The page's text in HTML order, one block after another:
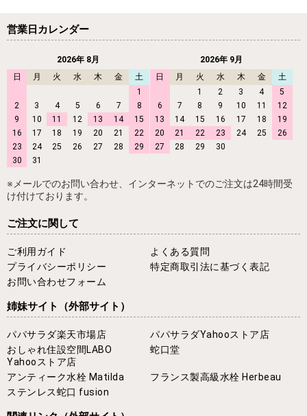
営業日カレンダー
2026年 8月
日
月 火 水 木 金
土
1
2
3 4 5 6 7
8
9
10 11 12 13 14
15
16
17 18 19 20 21
22
23
24 25 26 27 28
29
30
31
2026年 9月
日
月 火 水 木 金
土
1
2 3 4
5
6
7 8 9 10 11
12
13
14 15 16 17 18
19
20
21 22 23 24 25
26
27
28 29 30
※メールでのお問い合わせ、インターネットでのご注文は24時間受
け付けております。
ご注文に関して
ご利用ガイド
よくある質問
プライバシーポリシー
特定商取引法に基づく表記
お問い合わせフォーム
姉妹サイト （外部サイト）
パパサラダ楽天市場店
パパサラダYahooストア店
おしゃれ住設空間LABO
Yahooストア店
蛇口堂
アンティーク水栓 Matilda
フランス製高級水栓 Herbeau
ステンレス蛇口 fusion